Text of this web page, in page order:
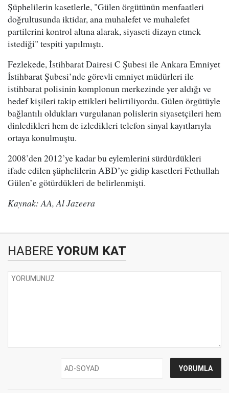
Şüphelilerin kasetlerle, "Gülen örgütünün menfaatleri
doğrultusunda iktidar, ana muhalefet ve muhalefet
partilerini kontrol altına alarak, siyaseti dizayn etmek
istediği" tespiti yapılmıştı.
Fezlekede, İstihbarat Dairesi C Şubesi ile Ankara Emniyet
İstihbarat Şubesi’nde görevli emniyet müdürleri ile
istihbarat polisinin komplonun merkezinde yer aldığı ve
hedef kişileri takip ettikleri belirtiliyordu. Gülen örgütüyle
bağlantılı oldukları vurgulanan polislerin siyasetçileri hem
dinledikleri hem de izledikleri telefon sinyal kayıtlarıyla
ortaya konulmuştu.
2008’den 2012’ye kadar bu eylemlerini sürdürdükleri
ifade edilen şüphelilerin ABD’ye gidip kasetleri Fethullah
Gülen’e götürdükleri de belirlenmişti.
Kaynak: AA, Al Jazeera
HABERE YORUM KAT